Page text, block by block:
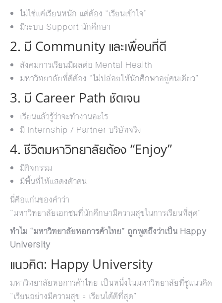
ไม่ใช่แค่เรียนหนัก แต่ต้อง “เรียนเข้าใจ”
มีระบบ Support นักศึกษา
2. มี Community และเพื่อนที่ดี
สังคมการเรียนมีผลต่อ Mental Health
มหาวิทยาลัยที่ดีต้อง “ไม่ปล่อยให้นักศึกษาอยู่คนเดียว”
3. มี Career Path ชัดเจน
เรียนแล้วรู้ว่าจะทำงานอะไร
มี Internship / Partner บริษัทจริง
4. ชีวิตมหาวิทยาลัยต้อง “Enjoy”
มีกิจกรรม
มีพื้นที่ให้แสดงตัวตน
นี่คือแก่นของคำว่า
“มหาวิทยาลัยเอกชนที่นักศึกษามีความสุขในการเรียนที่สุด”
ทำไม “มหาวิทยาลัยหอการค้าไทย” ถูกพูดถึงว่าเป็น Happy
University
แนวคิด: Happy University
มหาวิทยาลัยหอการค้าไทย เป็นหนึ่งในมหาวิทยาลัยที่ชูแนวคิด
“เรียนอย่างมีความสุข = เรียนได้ดีที่สุด”